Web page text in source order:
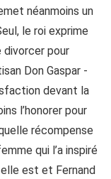
néanmoins un
le roi exprime
divorcer pour
Don Gaspar -
devant la
l’honorer pour
récompense
qui l’a inspiré
est et Fernand